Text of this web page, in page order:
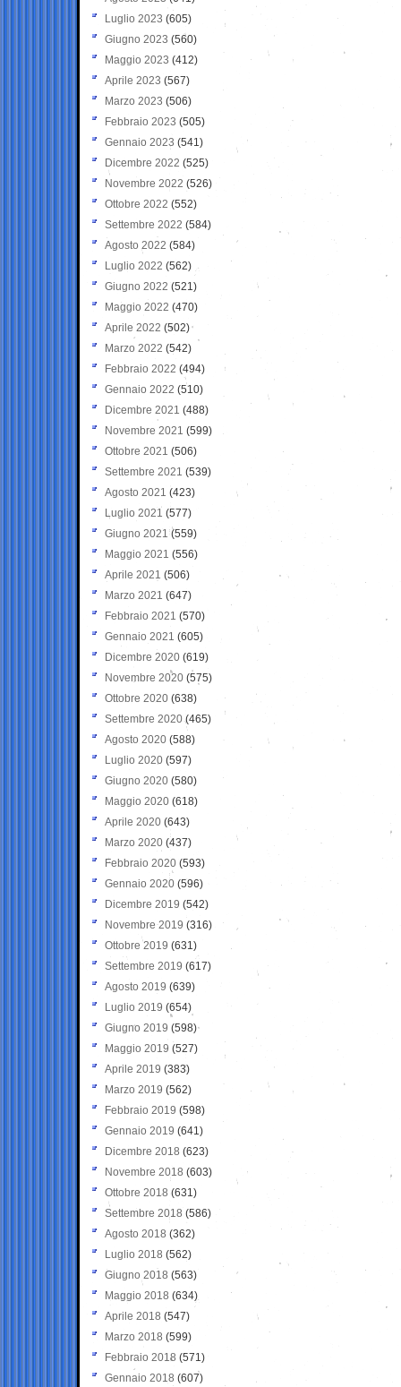
Luglio 2023 (605)
Giugno 2023 (560)
Maggio 2023 (412)
Aprile 2023 (567)
Marzo 2023 (506)
Febbraio 2023 (505)
Gennaio 2023 (541)
Dicembre 2022 (525)
Novembre 2022 (526)
Ottobre 2022 (552)
Settembre 2022 (584)
Agosto 2022 (584)
Luglio 2022 (562)
Giugno 2022 (521)
Maggio 2022 (470)
Aprile 2022 (502)
Marzo 2022 (542)
Febbraio 2022 (494)
Gennaio 2022 (510)
Dicembre 2021 (488)
Novembre 2021 (599)
Ottobre 2021 (506)
Settembre 2021 (539)
Agosto 2021 (423)
Luglio 2021 (577)
Giugno 2021(559)
Maggio 2021 (556)
Aprile 2021 (506)
Marzo 2021 (647)
Febbraio 2021 (570)
Gennaio 2021 (605)
Dicembre 2020 (619)
Novembre 2020 (575)
Ottobre 2020 (638)
Settembre 2020(465)
Agosto 2020 (588)
Luglio 2020 (597)
Giugno 2020 (580)
Maggio 2020 (618)
Aprile 2020 (643)
Marzo 2020 (437)
Febbraio 2020 (593)
Gennaio 2020 (596)
Dicembre 2019 (542)
Novembre 2019 (316)
Ottobre 2019 (631)
Settembre 2019 (617)
Agosto 2019 (639)
Luglio 2019 (654)
Giugno 2019 (598)
Maggio 2019 (527)
Aprile 2019 (383)
Marzo 2019 (562)
Febbraio 2019 (598)
Gennaio 2019 (641)
Dicembre 2018 (623)
Novembre 2018 (603)
Ottobre 2018 (631)
Settembre 2018 (586)
Agosto 2018 (362)
Luglio 2018 (562)
Giugno 2018 (563)
Maggio 2018 (634)
Aprile 2018 (547)
Marzo 2018 (599)
Febbraio 2018 (571)
Gennaio 2018 (607)